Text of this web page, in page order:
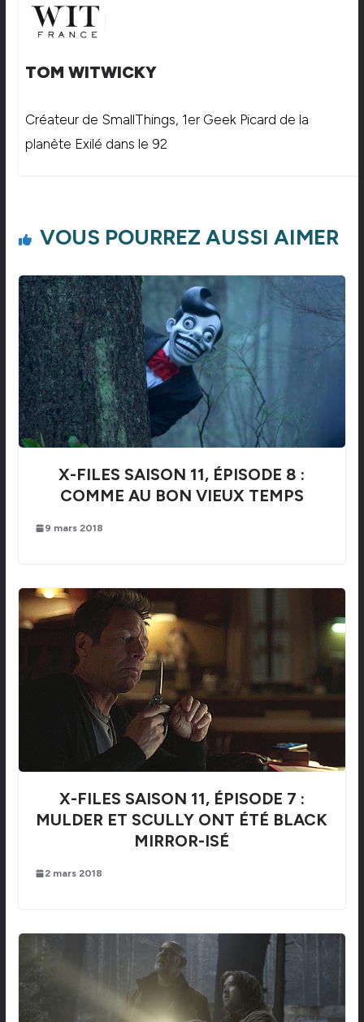
TOM WITWICKY
Créateur de SmallThings, 1er Geek Picard de la
planète Exilé dans le 92
VOUS POURREZ AUSSI AIMER
X-FILES SAISON 11, ÉPISODE 8 :
COMME AU BON VIEUX TEMPS
9 mars 2018
X-FILES SAISON 11, ÉPISODE 7 :
MULDER ET SCULLY ONT ÉTÉ BLACK
MIRROR-ISÉ
2 mars 2018